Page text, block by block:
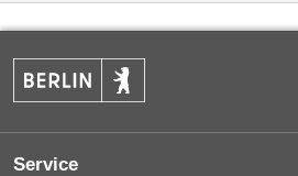
Service